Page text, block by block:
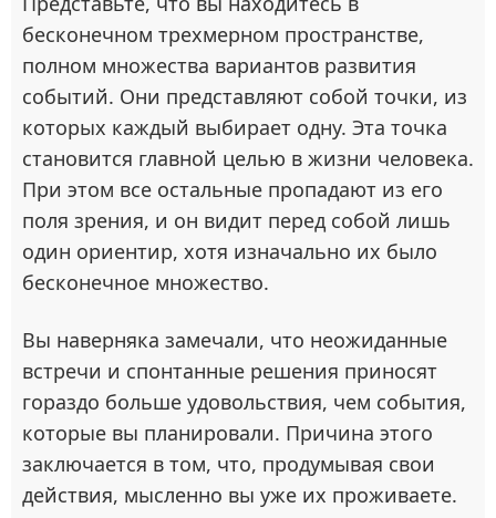
бесконечном трехмерном пространстве,
полном множества вариантов развития
событий. Они представляют собой точки, из
которых каждый выбирает одну. Эта точка
становится главной целью в жизни человека.
При этом все остальные пропадают из его
поля зрения, и он видит перед собой лишь
один ориентир, хотя изначально их было
бесконечное множество.
Вы наверняка замечали, что неожиданные
встречи и спонтанные решения приносят
гораздо больше удовольствия, чем события,
которые вы планировали. Причина этого
заключается в том, что, продумывая свои
действия, мысленно вы уже их проживаете.